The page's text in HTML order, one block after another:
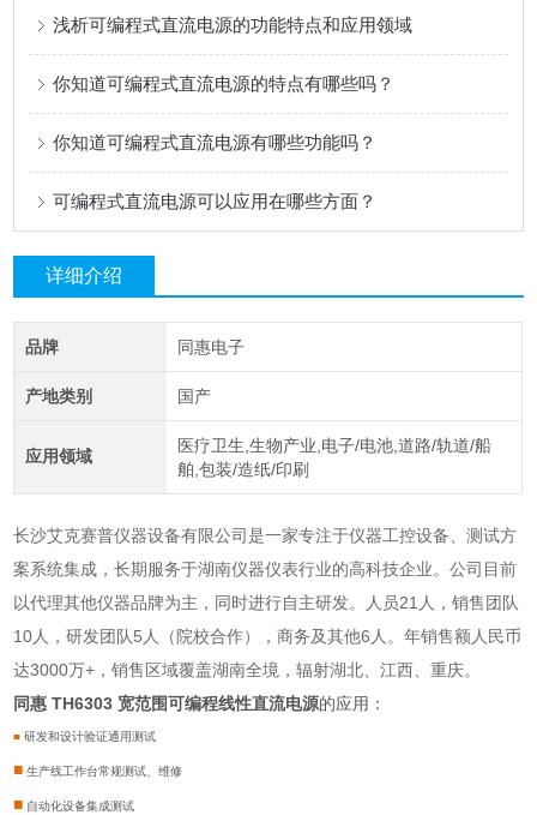
浅析可编程式直流电源的功能特点和应用领域
你知道可编程式直流电源的特点有哪些吗？
你知道可编程式直流电源有哪些功能吗？
可编程式直流电源可以应用在哪些方面？
详细介绍
品牌 同惠电子
产地类别 国产
应用领域
医疗卫生,生物产业,电子/电池,道路/轨道/船
舶,包装/造纸/印刷
长沙艾克赛普仪器设备有限公司是一家专注于仪器工控设备、测试方
案系统集成，长期服务于湖南仪器仪表行业的高科技企业。公司目前
以代理其他仪器品牌为主，同时进行自主研发。人员21人，销售团队
10人，研发团队5人（院校合作），商务及其他6人。年销售额人民币
达3000万+，销售区域覆盖湖南全境，辐射湖北、江西、重庆。
同惠 TH6303 宽范围可编程线性直流电源的应用：
■ 研发和设计验证通用测试
■ 生产线工作台常规测试、维修
■ 自动化设备集成测试